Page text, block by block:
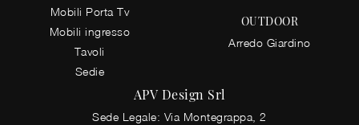
Mobili Porta Tv
Mobili ingresso
Tavoli
Sedie
OUTDOOR
Arredo Giardino
APV Design Srl
Sede Legale: Via Montegrappa, 2